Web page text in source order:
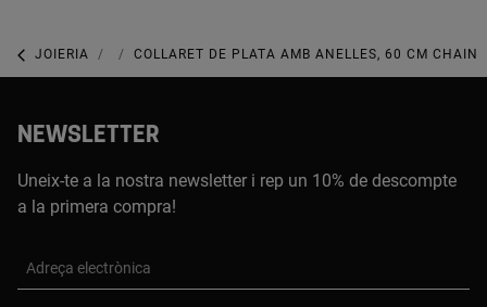
JOIERIA JOIES DE PLATA 925
COLLARET DE PLATA AMB ANELLES, 60 CM CHAIN
NEWSLETTER
Uneix-te a la nostra newsletter i rep un 10% de descompte
a la primera compra!
Adreça electrònica